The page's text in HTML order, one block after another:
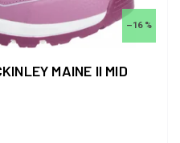
–16 %
MAINE II MID